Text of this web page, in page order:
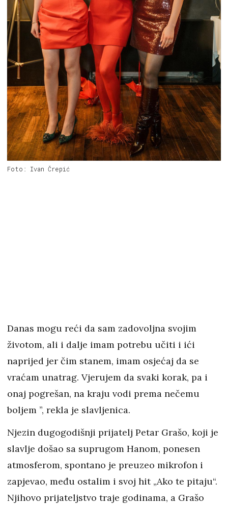
Foto: Ivan Črepić
Danas mogu reći da sam zadovoljna svojim
životom, ali i dalje imam potrebu učiti i ići
naprijed jer čim stanem, imam osjećaj da se
vraćam unatrag. Vjerujem da svaki korak, pa i
onaj pogrešan, na kraju vodi prema nečemu
boljem ”, rekla je slavljenica.
Njezin dugogodišnji prijatelj Petar Grašo, koji je
slavlje došao sa suprugom Hanom, ponesen
atmosferom, spontano je preuzeo mikrofon i
zapjevao, među ostalim i svoj hit „Ako te pitaju“.
Njihovo prijateljstvo traje godinama, a Grašo